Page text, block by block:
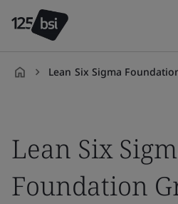
Lean Six Sigma Foundation
Lean Six
Foundation